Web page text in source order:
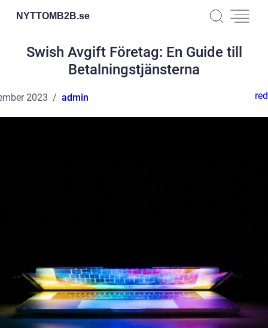
NYTTOMB2B.se
Swish Avgift Företag: En Guide till
Betalningstjänsterna
2023 admin